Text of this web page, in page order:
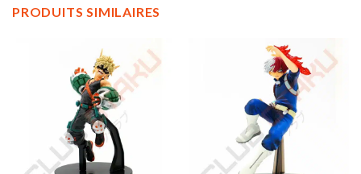
PRODUITS SIMILAIRES